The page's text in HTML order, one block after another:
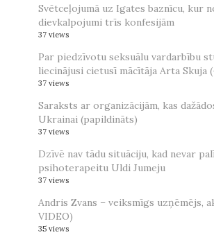
Svētceļojumā uz Igates baznīcu, kur
dievkalpojumi trīs konfesijām
37 views
Par piedzīvotu seksuālu vardarbību
liecinājusi cietusī mācītāja Arta Skuja
37 views
Saraksts ar organizācijām, kas
Ukrainai (papildināts)
37 views
Dzīvē nav tādu situāciju, kad nevar
psihoterapeitu Uldi Jumeju
37 views
Andris Zvans – veiksmīgs uzņēmējs,
VIDEO)
35 views